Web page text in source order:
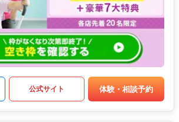
公式サイト 体験・相談予約